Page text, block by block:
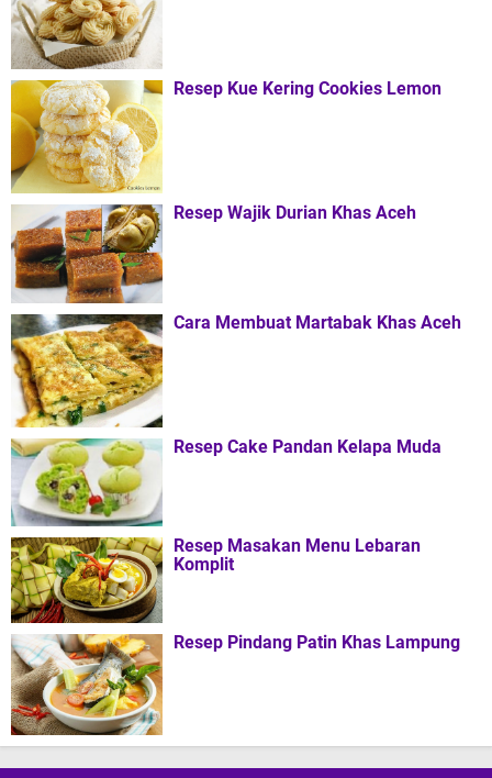
Resep Kue Kering Cookies Lemon
Resep Wajik Durian Khas Aceh
Cara Membuat Martabak Khas Aceh
Resep Cake Pandan Kelapa Muda
Resep Masakan Menu Lebaran
Komplit
Resep Pindang Patin Khas Lampung